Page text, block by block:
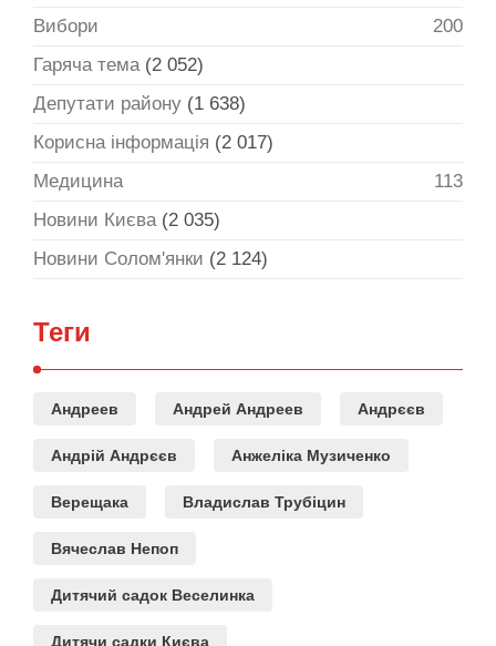
Вибори
200
Гаряча тема(2 052)
Депутати району (1 638)
Корисна інформація (2 017)
Медицина
113
Новини Києва(2 035)
Новини Солом'янки (2 124)
Теги
Андреев Андрей Андреев Андрєєв
Андрій Андрєєв Анжеліка Музиченко
Верещака Владислав Трубіцин
Вячеслав Непоп
Дитячий садок Веселинка
Дитячи садки Києва